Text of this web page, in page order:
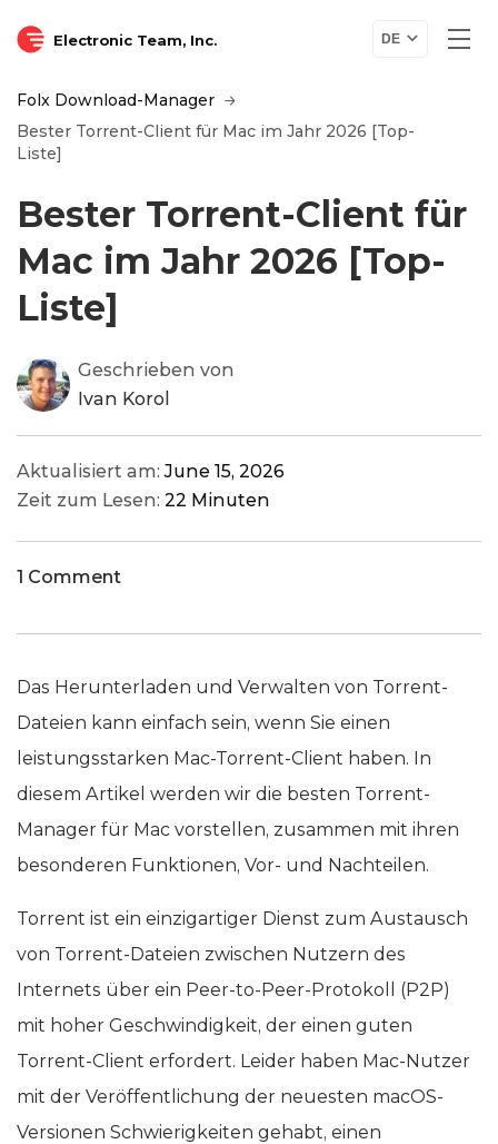
Electronic Team, Inc. DE
Folx Download-Manager
Bester Torrent-Client für Mac im Jahr 2026 [Top-
Liste]
Bester Torrent-Client für
Mac im Jahr 2026 [Top-
Liste]
Geschrieben von
Ivan Korol
Aktualisiert am:June 15, 2026
Zeit zum Lesen: 22 Minuten
1 Comment
Das Herunterladen und Verwalten von Torrent-
Dateien kann einfach sein, wenn Sie einen
leistungsstarken Mac-Torrent-Client haben. In
diesem Artikel werden wir die besten Torrent-
Manager für Mac vorstellen, zusammen mit ihren
besonderen Funktionen, Vor- und Nachteilen.
Torrent ist ein einzigartiger Dienst zum Austausch
von Torrent-Dateien zwischen Nutzern des
Internets über ein Peer-to-Peer-Protokoll (P2P)
mit hoher Geschwindigkeit, der einen guten
Torrent-Client erfordert. Leider haben Mac-Nutzer
mit der Veröffentlichung der neuesten macOS-
Versionen Schwierigkeiten gehabt, einen